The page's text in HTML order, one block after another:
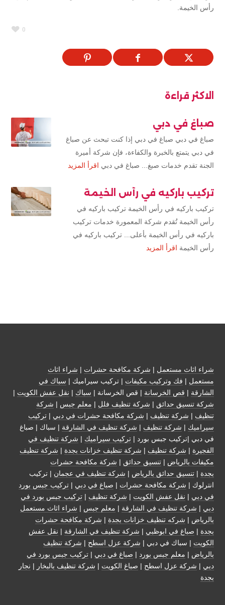
رأس الخيمة.
0
الاكثر قراءة
صباغ في دبي
صباغ في دبي صباغ في دبي إذا كنت تبحث عن صباغ
في دبي يتمتع بالخبرة والكفاءة، فإن شركة أميرة
الجنة تقدم خدمات صبغ... صباغ في دبي اقرأ المزيد
تركيب باركيه في رأس الخيمة
تركيب باركيه في رأس الخيمة تركيب باركيه في
رأس الخيمة تُقدم شركة المعمورة خدمات تركيب
باركيه في رأس الخيمة بأعلى... تركيب باركيه في
رأس الخيمة اقرأ المزيد
شراء اثاث مستعمل | شركة مكافحة حشرات | شراء اثاث
مستعمل | فك وتركيب مكيفات | تركيب سيراميك | سباك في
الشارقة | قص الخرسانة | قص الخرسانة | سباك | نقل عفش الكويت |
شركة تنسيق حدائق | شركة تنظيف فلل | معلم جبس | شركة
تنظيف | شركة تنظيف | شركة مكافحة حشرات في دبي | تركيب
سيراميك | شركة تنظيف | شركة تنظيف في الشارقة | سباك | صباغ
في دبي |تركيب جبس بورد | تركيب سيراميك | شركة تنظيف في
الفجيرة | شركة تنظيف | شركة تنظيف خزانات بجدة | شركة تنظيف
مكيفات بالرياض | تنسيق حدائق | شركة مكافحة حشرات
بجدة | تنسيق حدائق بالرياض | شركة تنظيف في عجمان | تركيب
انترلوك | شركة مكافحة حشرات | صباغ في دبي | تركيب جبس بورد
في دبي | نقل عفش الكويت | شركة تنظيف | تركيب جبس بورد في
دبي | شركة تنظيف في الشارقة | معلم جبس | شراء اثاث مستعمل
بالرياض | شركه تنظيف خزانات بجدة | شركة مكافحة حشرات
بجدة | صباغ في ابوظبي | شركة تنظيف في الشارقة | نقل عفش
الكويت | سباك في دبي | شركة عزل اسطح | شركة تنظيف
بالرياض | معلم جبس بورد | صباغ في دبي | تركيب جبس بورد في
دبي | شركة عزل اسطح | صباغ الكويت | شركة تنظيف بالبخار | نجار
بجدة